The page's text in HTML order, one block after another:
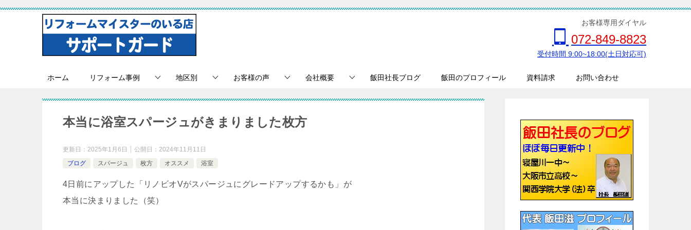
お客様専用ダイヤル
072-849-8823
受付時間 9:00~18:00(土日対応可)
ホーム リフォーム事例 地区別 お客様の声 会社概要 飯田社長ブログ 飯田のプロフィール 資料請求 お問い合わせ
本当に浴室スパージュがきまりました枚方
更新日： 2025年1月6日 公開日： 2024年11月11日
ブログ
スパージュ 枚方 オススメ 浴室
4日前にアップした「リノビオVがスパージュにグレードアップするかも」が
本当に決まりました（笑）